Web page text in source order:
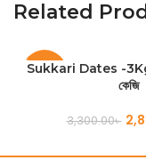
Related
-14%
ADD TO CART
Sukkari Dates -3Kg
কেজি
3,300.00৳